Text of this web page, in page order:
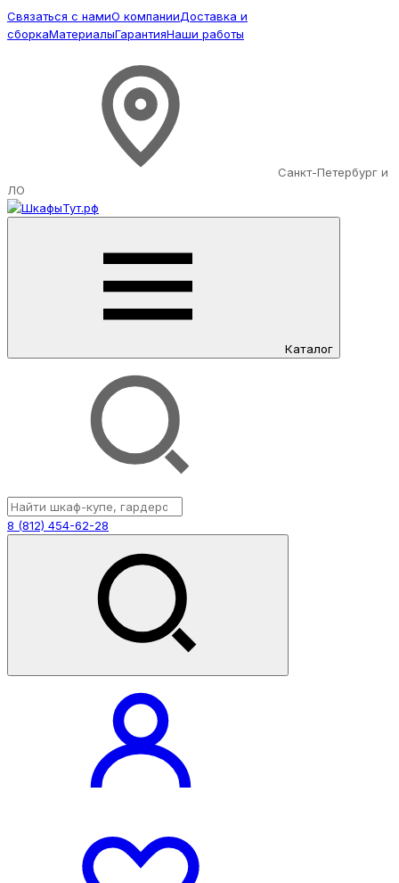
Связаться с намиО компанииДоставка и
сборкаМатериалыГарантияНаши работы
Санкт-Петербург и
ЛО
Каталог
8 (812) 454-62-28